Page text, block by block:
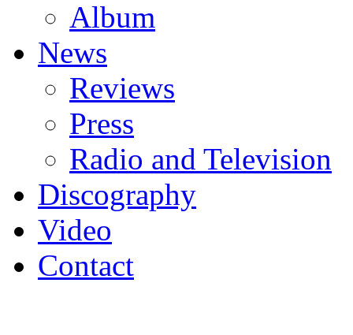
Album
News
Reviews
Press
Radio and Television
Discography
Video
Contact